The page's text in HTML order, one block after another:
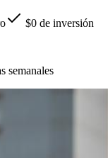
$0 de inversión
semanales